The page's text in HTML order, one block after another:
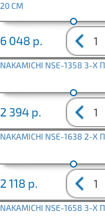
20 СМ
6 048 р.
NAKAMICHI NSE-1358 3-Х
2 394 р.
NAKAMICHI NSE-1638 2-Х
2 118 р.
NAKAMICHI NSE-1658 3-Х